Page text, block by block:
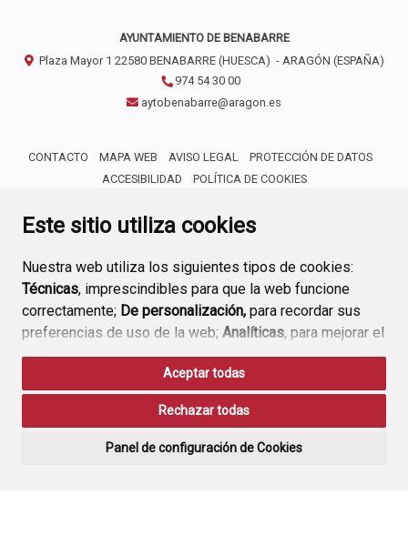
Este sitio utiliza cookies
Nuestra web utiliza los siguientes tipos de cookies:
Técnicas, imprescindibles para que la web funcione
correctamente; De personalización, para recordar sus
preferencias de uso de la web; Analíticas, para mejorar el
funcionamiento de la web y sus servicios.
Si acepta pulsando el botón“Aceptar todas”
consideramos que acepta su uso. Si pulsa el botón
ninguna acción, se guardarán las cookies técnicas
Aceptar todas
Rechazar todas
Panel de configuración de Cookies
AYUNTAMIENTO DE BENABARRE
Plaza Mayor 1 22580 BENABARRE (HUESCA) - ARAGÓN (ESPAÑA)
974 54 30 00
aytobenabarre@aragon.es
CONTACTO MAPA WEB AVISO LEGAL
PROTECCIÓN DE DATOS
ACCESIBILIDAD
POLÍTICA DE COOKIES